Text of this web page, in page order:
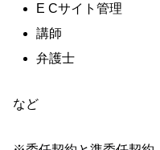
E Cサイト管理
講師
弁護士
など